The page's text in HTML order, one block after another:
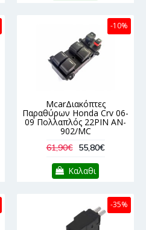
-10%
McarΔιακόπτες
Παραθύρων Honda Crv 06-
09 Πολλαπλός 22PIN AN-
902/MC
61,90€ 55,80€
Καλαθι
-35%